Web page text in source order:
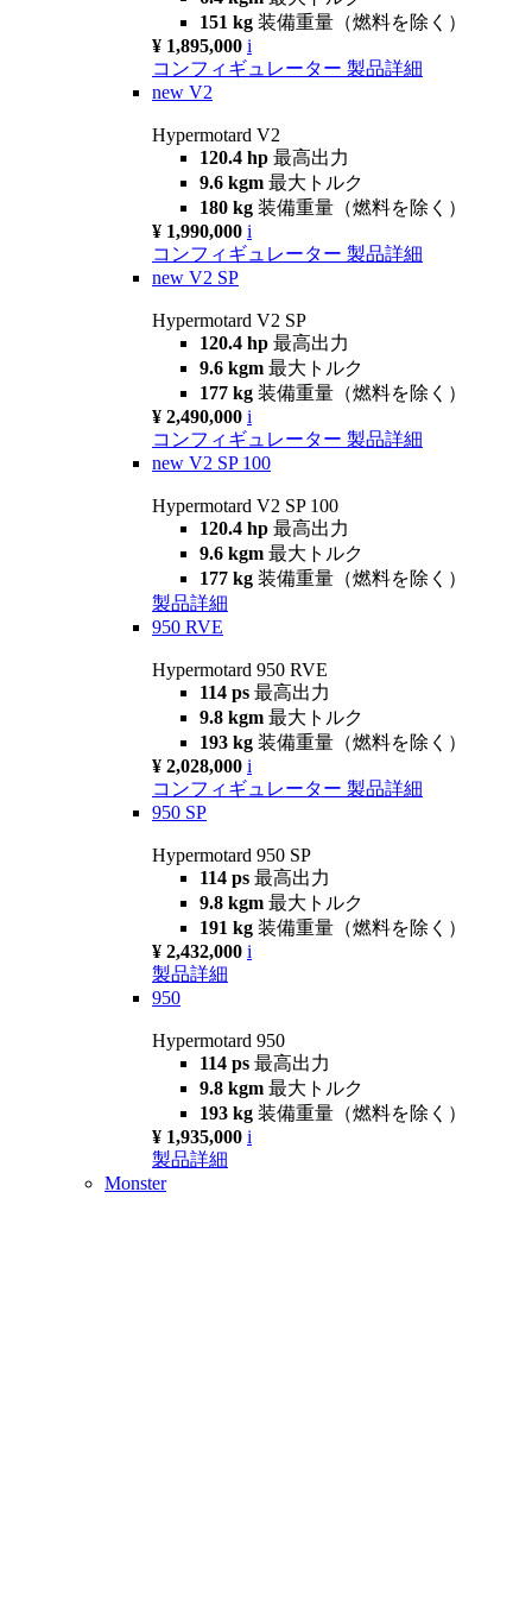
151 kg 装備重量（燃料を除く）
¥ 1,895,000 i
コンフィギュレーター 製品詳細
new V2
Hypermotard V2
120.4 hp 最高出力
9.6 kgm 最大トルク
180 kg 装備重量（燃料を除く）
¥ 1,990,000 i
コンフィギュレーター 製品詳細
new V2 SP
Hypermotard V2 SP
120.4 hp 最高出力
9.6 kgm 最大トルク
177 kg 装備重量（燃料を除く）
¥ 2,490,000 i
コンフィギュレーター 製品詳細
new V2 SP 100
Hypermotard V2 SP 100
120.4 hp 最高出力
9.6 kgm 最大トルク
177 kg 装備重量（燃料を除く）
製品詳細
950 RVE
Hypermotard 950 RVE
114 ps 最高出力
9.8 kgm 最大トルク
193 kg 装備重量（燃料を除く）
¥ 2,028,000 i
コンフィギュレーター 製品詳細
950 SP
Hypermotard 950 SP
114 ps 最高出力
9.8 kgm 最大トルク
191 kg 装備重量（燃料を除く）
¥ 2,432,000 i
製品詳細
950
Hypermotard 950
114 ps 最高出力
9.8 kgm 最大トルク
193 kg 装備重量（燃料を除く）
¥ 1,935,000 i
製品詳細
Monster